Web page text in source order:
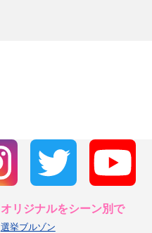
オリジナルをシーン別で
選挙ブルゾン